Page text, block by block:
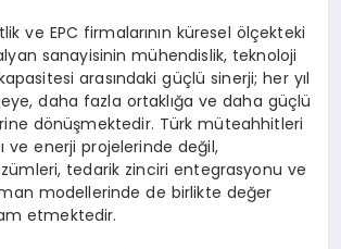
ve EPC firmalarının küresel ölçekteki
sanayisinin mühendislik, teknoloji
arasındaki güçlü sinerji; her yıl
daha fazla ortaklığa ve daha güçlü
dönüşmektedir. Türk müteahhitleri
ve enerji projelerinde değil,
tedarik zinciri entegrasyonu ve
modellerinde de birlikte değer
etmektedir.